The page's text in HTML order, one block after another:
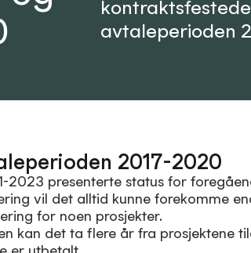
avtaleperioden
2017-2020
2023 presenterte status for
vil det alltid kunne forekomme
for noen prosjekter.
kan det ta flere år fra prosjektene